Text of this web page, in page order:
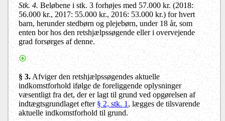
Stk. 4.Beløbene i stk. 3 forhøjes med 57.000 kr. (2018:
56.000 kr., 2017: 55.000 kr., 2016: 53.000 kr.) for hvert
barn, herunder stedbørn og plejebørn, under 18 år, som
enten bor hos den retshjælpssøgende eller i overvejende
grad forsørges af denne.
§ 3.Afviger den retshjælpssøgendes aktuelle
indkomstforhold ifølge de foreliggende oplysninger
væsentligt fra det, der er lagt til grund ved opgørelsen af
indtægtsgrundlaget efter§ 2, stk. 1, lægges de tilsvarende
aktuelle indkomstforhold til grund.